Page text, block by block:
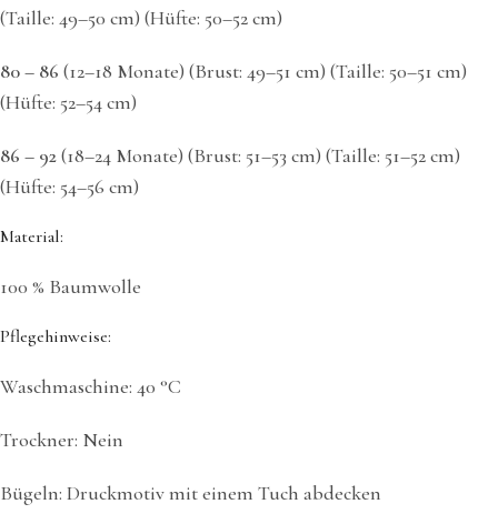
(Taille: 49–50 cm) (Hüfte: 50–52 cm)
80 – 86 (12–18 Monate) (Brust: 49–51 cm) (Taille: 50–51 cm)
(Hüfte: 52–54 cm)
86 – 92(18–24 Monate) (Brust: 51–53 cm) (Taille: 51–52 cm)
(Hüfte: 54–56 cm)
Material:
100 % Baumwolle
Pflegehinweise:
Waschmaschine: 40 °C
Trockner: Nein
Bügeln: Druckmotiv mit einem Tuch abdecken